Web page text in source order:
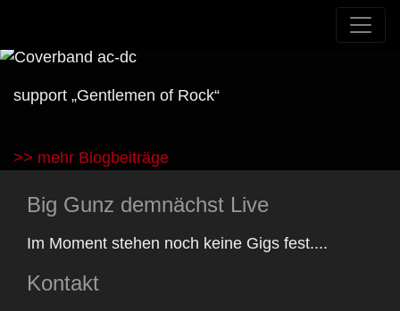
support „Gentlemen of Rock“
>> mehr Blogbeiträge
Big Gunz demnächst Live
Im Moment stehen noch keine Gigs fest....
Kontakt